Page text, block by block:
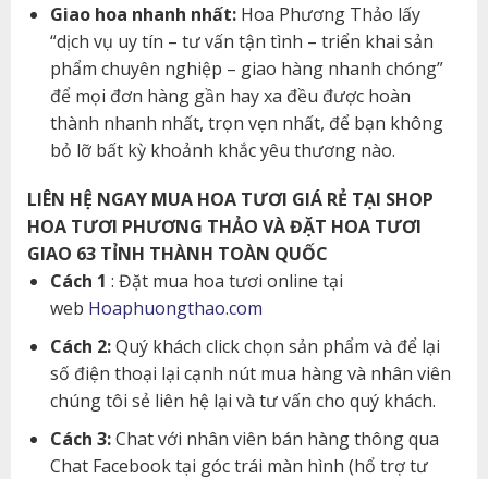
Giao hoa nhanh nhất:Hoa Phương Thảo lấy
“dịch vụ uy tín – tư vấn tận tình – triển khai sản
phẩm chuyên nghiệp – giao hàng nhanh chóng”
để mọi đơn hàng gần hay xa đều được hoàn
thành nhanh nhất, trọn vẹn nhất, để bạn không
bỏ lỡ bất kỳ khoảnh khắc yêu thương nào.
LIÊN HỆ NGAY MUA HOA TƯƠI GIÁ RẺ TẠI SHOP
HOA TƯƠI PHƯƠNG THẢO VÀ ĐẶT HOA TƯƠI
GIAO 63 TỈNH THÀNH TOÀN QUỐC
Cách 1 : Đặt mua hoa tươi online tại
web Hoaphuongthao.com
Cách 2:Quý khách click chọn sản phẩm và để lại
số điện thoại lại cạnh nút mua hàng và nhân viên
chúng tôi sẻ liên hệ lại và tư vấn cho quý khách.
Cách 3:Chat với nhân viên bán hàng thông qua
Chat Facebook tại góc trái màn hình (hổ trợ tư